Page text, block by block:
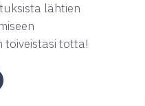
lähtien
toiveistasi totta!